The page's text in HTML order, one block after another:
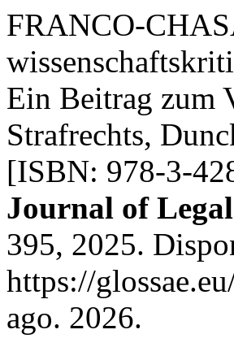
FRANCO-
Ein Beitrag zum
Strafrechts,
[ISBN: 978-3-
Journal of
395, 2025.
https://
ago. 2026.